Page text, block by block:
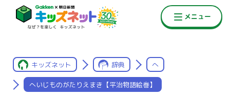
キッズネット 辞典 へ
へいじものがたりえまき【平治物語絵巻】